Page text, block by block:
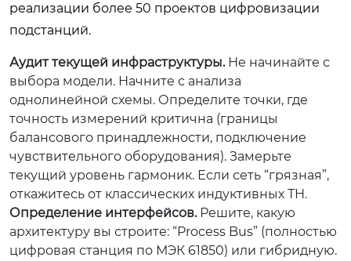
реализации более 50 проектов цифровизации
подстанций.
Аудит текущей инфраструктуры.Не начинайте с
выбора модели. Начните с анализа
однолинейной схемы. Определите точки, где
точность измерений критична (границы
балансового принадлежности, подключение
чувствительного оборудования). Замерьте
текущий уровень гармоник. Если сеть “грязная”,
откажитесь от классических индуктивных ТН.
Определение интерфейсов.Решите, какую
архитектуру вы строите: “Process Bus” (полностью
цифровая станция по МЭК 61850) или гибридную.